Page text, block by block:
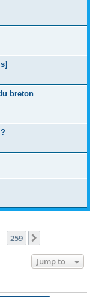
breton
259
Jump to